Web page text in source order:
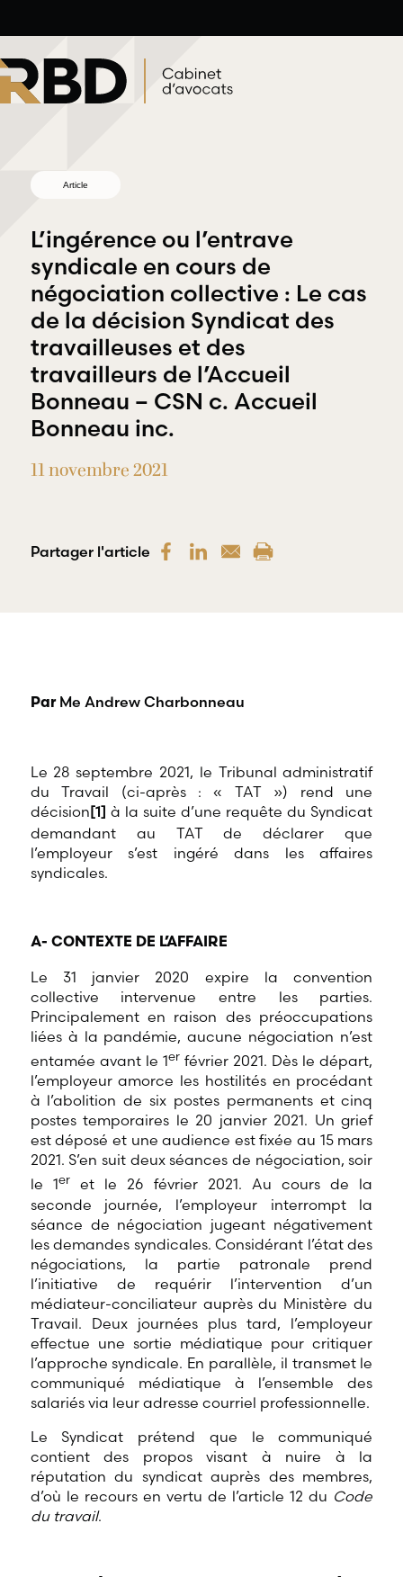
au
contenu
Droit du
travail et de
l’emploi
RBD Avocats
offre une
gamme
complète de
services
professionnels
reliés au droit
du travail et
Droit
professionnel
et
déontologique
divers domaines
d’emploi.
Article
L’ingérence ou l’entrave
syndicale en cours de
négociation collective : Le cas
de la décision Syndicat des
travailleuses et des
travailleurs de l’Accueil
Bonneau – CSN c. Accueil
Bonneau inc.
11 novembre 2021
Partager l'article
Par Me Andrew Charbonneau
Le 28 septembre 2021, le Tribunal administratif
du Travail (ci-après : « TAT ») rend une
décision[1] à la suite d’une requête du Syndicat
demandant au TAT de déclarer que
l’employeur s’est ingéré dans les affaires
syndicales.
A- CONTEXTE DE L’AFFAIRE
Le 31 janvier 2020 expire la convention
collective intervenue entre les parties.
Principalement en raison des préoccupations
liées à la pandémie, aucune négociation n’est
entamée avant le 1erfévrier 2021. Dès le départ,
l’employeur amorce les hostilités en procédant
à l’abolition de six postes permanents et cinq
postes temporaires le 20 janvier 2021. Un grief
est déposé et une audience est fixée au 15 mars
2021. S’en suit deux séances de négociation, soir
le 1eret le 26 février 2021. Au cours de la
seconde journée, l’employeur interrompt la
séance de négociation jugeant négativement
les demandes syndicales. Considérant l’état des
négociations, la partie patronale prend
l’initiative de requérir l’intervention d’un
médiateur-conciliateur auprès du Ministère du
Travail. Deux journées plus tard, l’employeur
effectue une sortie médiatique pour critiquer
l’approche syndicale. En parallèle, il transmet le
communiqué médiatique à l’ensemble des
salariés via leur adresse courriel professionnelle.
Le Syndicat prétend que le communiqué
contient des propos visant à nuire à la
réputation du syndicat auprès des membres,
d’où le recours en vertu de l’article 12 du Code
du travail.